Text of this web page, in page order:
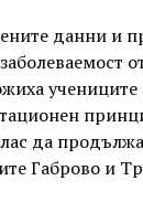
данни и
да
Габрово и